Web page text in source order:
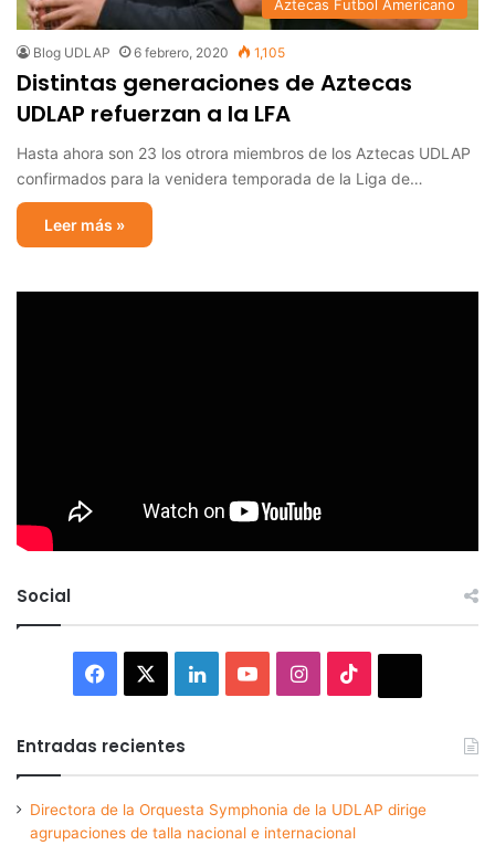
Aztecas Futbol Americano
Blog UDLAP 6 febrero, 2020 1,105
Distintas generaciones de Aztecas
UDLAP refuerzan a la LFA
Hasta ahora son 23 los otrora miembros de los Aztecas UDLAP
confirmados para la venidera temporada de la Liga de…
Leer más »
Social
Facebook LinkedInYouTubeInstagram
Entradas recientes
Directora de la Orquesta Symphonia de la UDLAP dirige
agrupaciones de talla nacional e internacional